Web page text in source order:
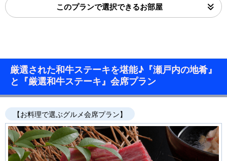
このプランで選択できるお部屋
厳選された和牛ステーキを堪能♪『瀬戸内の地肴』
と『厳選和牛ステーキ』会席プラン
【お料理で選ぶグルメ会席プラン】